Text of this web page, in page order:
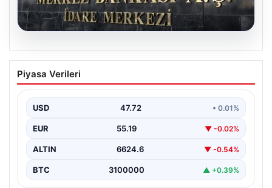
08.08.2026
Merkez Bankası faiz kararı ne zaman?
Ekonomistlerin nisan ayı faiz beklentisi
Piyasa Verileri
USD 47.72 • 0.01%
EUR 55.19 ▼ -0.02%
ALTIN 6624.6 ▼ -0.54%
BTC 3100000 ▲ +0.39%